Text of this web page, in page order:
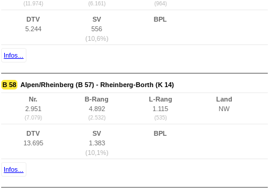
(11.974) (6.161) (964)
DTV
5.244
SV
556
(10,6%)
BPL
Infos...
B 58 Alpen/Rheinberg (B 57) - Rheinberg-Borth (K 14)
Nr.
2.951
(7.079)
B-Rang
4.892
(2.532)
L-Rang
1.115
(535)
Land
NW
DTV
13.695
SV
1.383
(10,1%)
BPL
Infos...